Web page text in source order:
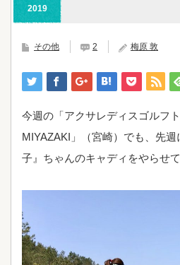
2019
その他 2 梅原 敦
今週の「アクサレディスゴルフ
MIYAZAKI」（宮崎）でも、先
子』ちゃんのキャディをやらせ